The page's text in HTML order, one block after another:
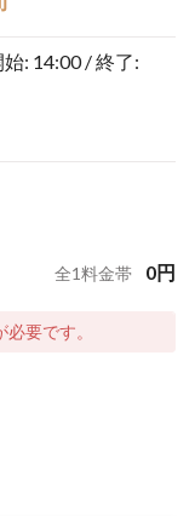
: 14:00 / 終了:
全1料金帯 0円
要です。